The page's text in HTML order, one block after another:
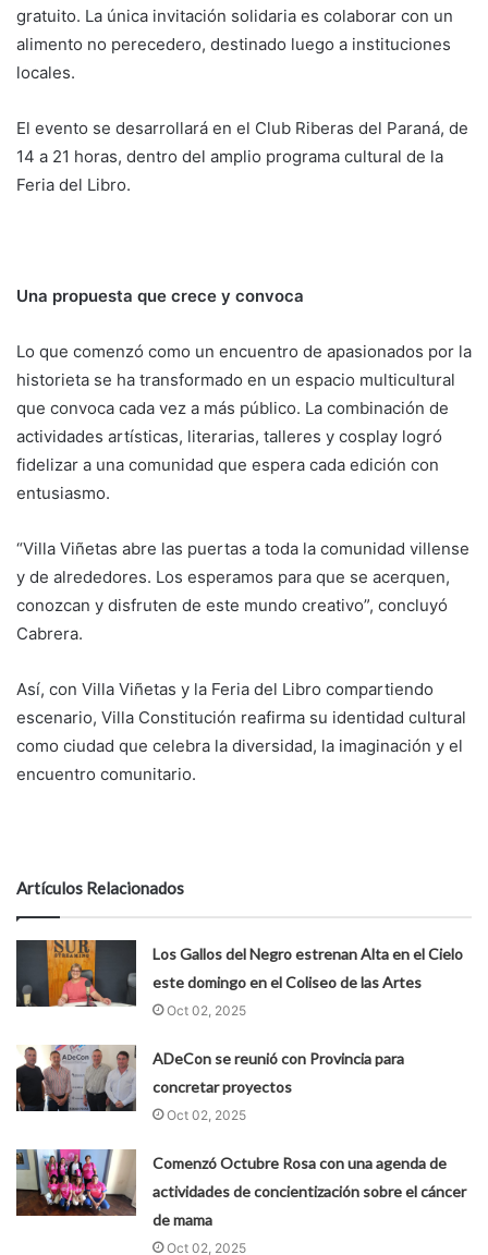
gratuito. La única invitación solidaria es colaborar con un
alimento no perecedero, destinado luego a instituciones
locales.
El evento se desarrollará en el Club Riberas del Paraná, de
14 a 21 horas, dentro del amplio programa cultural de la
Feria del Libro.
Una propuesta que crece y convoca
Lo que comenzó como un encuentro de apasionados por la
historieta se ha transformado en un espacio multicultural
que convoca cada vez a más público. La combinación de
actividades artísticas, literarias, talleres y cosplay logró
fidelizar a una comunidad que espera cada edición con
entusiasmo.
“Villa Viñetas abre las puertas a toda la comunidad villense
y de alrededores. Los esperamos para que se acerquen,
conozcan y disfruten de este mundo creativo”, concluyó
Cabrera.
Así, con Villa Viñetas y la Feria del Libro compartiendo
escenario, Villa Constitución reafirma su identidad cultural
como ciudad que celebra la diversidad, la imaginación y el
encuentro comunitario.
Artículos Relacionados
Los Gallos del Negro estrenan Alta en el Cielo
este domingo en el Coliseo de las Artes
Oct 02, 2025
ADeCon se reunió con Provincia para
concretar proyectos
Oct 02, 2025
Comenzó Octubre Rosa con una agenda de
actividades de concientización sobre el cáncer
de mama
Oct 02, 2025